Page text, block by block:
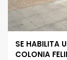
SE HABILITA
COLONIA